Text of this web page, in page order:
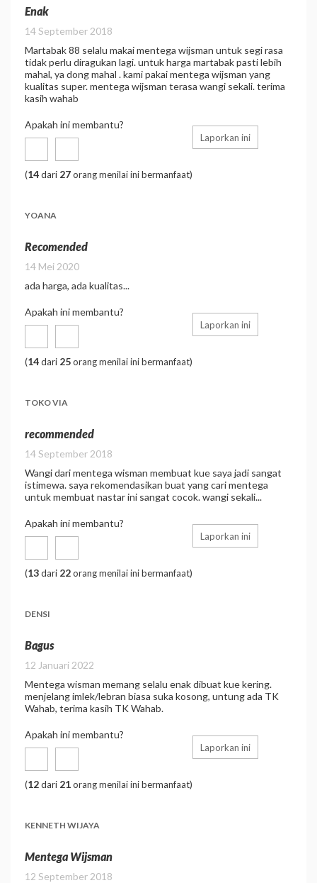
Enak
14 September 2018
Martabak 88 selalu makai mentega wijsman untuk segi rasa
tidak perlu diragukan lagi. untuk harga martabak pasti lebih
mahal, ya dong mahal . kami pakai mentega wijsman yang
kualitas super. mentega wijsman terasa wangi sekali. terima
kasih wahab
Apakah ini membantu?
(14dari 27orang menilai ini bermanfaat)
Laporkan ini
YOANA
Recomended
14 Mei 2020
ada harga, ada kualitas...
Apakah ini membantu?
(14dari 25orang menilai ini bermanfaat)
Laporkan ini
TOKO VIA
recommended
14 September 2018
Wangi dari mentega wisman membuat kue saya jadi sangat
istimewa. saya rekomendasikan buat yang cari mentega
untuk membuat nastar ini sangat cocok. wangi sekali...
Apakah ini membantu?
(13dari 22orang menilai ini bermanfaat)
Laporkan ini
DENSI
Bagus
12 Januari 2022
Mentega wisman memang selalu enak dibuat kue kering.
menjelang imlek/lebran biasa suka kosong, untung ada TK
Wahab, terima kasih TK Wahab.
Apakah ini membantu?
(12dari 21orang menilai ini bermanfaat)
Laporkan ini
KENNETH WIJAYA
Mentega Wijsman
12 September 2018